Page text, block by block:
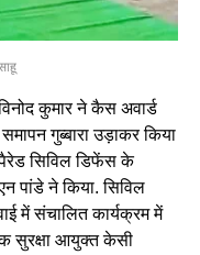
कुमार ने कैस अवार्ड
गुब्बारा उड़ाकर किया
सिविल डिफेंस के
पांडे ने किया. सिविल
में संचालित कार्यक्रम में
सुरक्षा आयुक्त केसी